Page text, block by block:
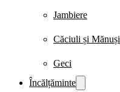
Jambiere
Căciuli și Mănuși
Geci
Încălțăminte